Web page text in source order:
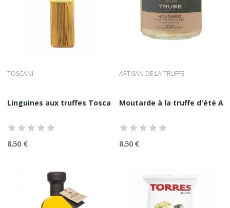
TOSCANI
Linguines aux truffes Toscani 250G
8,50 €
ARTISAN DE LA TRUFFE
Moutarde à la truffe d'été
8,50 €